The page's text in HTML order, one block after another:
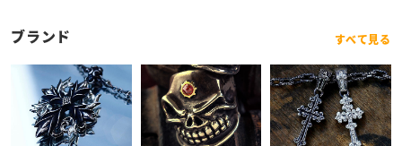
ブランド すべて見る